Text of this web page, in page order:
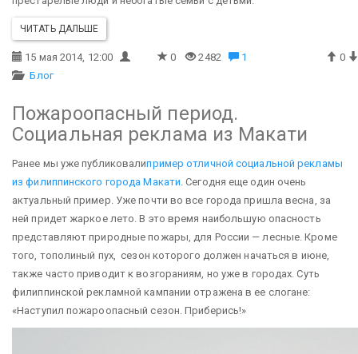
ЧИТАТЬ ДАЛЬШЕ
15 мая 2014, 12:00 0 2482 1
0
Блог
Пожароопасный период.
Социальная реклама из Макати
Ранее мы уже публиковалипример отличной социальной рекламы
из филиппинского города Макати . Сегодня еще один очень
актуальный пример. Уже почти во все города пришла весна, за
ней придет жаркое лето. В это время наибольшую опасность
представляют природные пожары, для России — лесные. Кроме
того, тополиный пух, сезон которого должен начаться в июне,
также часто приводит к возгораниям, но уже в городах. Суть
филиппинской рекламной кампании отражена в ее слогане:
«Наступил пожароопасный сезон. Приберись!»